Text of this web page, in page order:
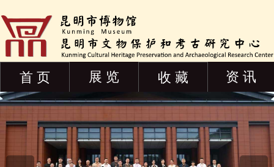
首 页 展 览 收 藏 资 讯